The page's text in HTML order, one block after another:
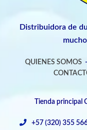
Distribuidora de
QUIENES SOMOS -
Tienda principal
+57 (320) 355